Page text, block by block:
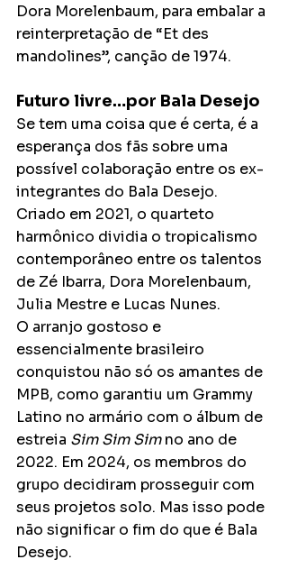
Dora Morelenbaum, para embalar a
reinterpretação de “Et des
mandolines”, canção de 1974.
Futuro livre…por Bala Desejo
Se tem uma coisa que é certa, é a
esperança dos fãs sobre uma
possível colaboração entre os ex-
integrantes do Bala Desejo.
Criado em 2021, o quarteto
harmônico dividia o tropicalismo
contemporâneo entre os talentos
de Zé Ibarra, Dora Morelenbaum,
Julia Mestre e Lucas Nunes.
O arranjo gostoso e
essencialmente brasileiro
conquistou não só os amantes de
MPB, como garantiu um Grammy
Latino no armário com o álbum de
estreia Sim Sim Sim no ano de
2022. Em 2024, os membros do
grupo decidiram prosseguir com
seus projetos solo. Mas isso pode
não significar o fim do que é Bala
Desejo.